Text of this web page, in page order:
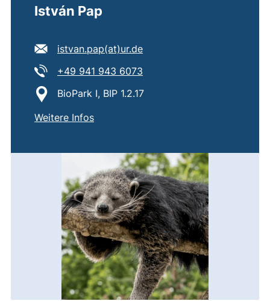
István Pap
E-Mail Adresse:
istvan.pap​(at)​ur.de(öffnet Ihr E-Mail-
Tel:
+49 941 943 6073
Standort:
BioPark I, BIP 1.2.17
Weitere Infosvon
István Pap